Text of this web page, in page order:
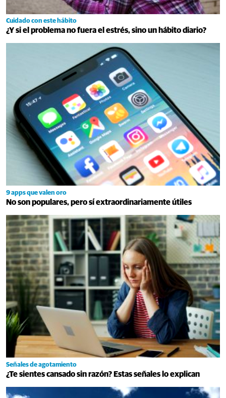
Cuidado con este hábito
¿Y si el problema no fuera el estrés, sino un hábito diario?
9 apps que valen oro
No son populares, pero sí extraordinariamente útiles
Señales de agotamiento
¿Te sientes cansado sin razón? Estas señales lo explican